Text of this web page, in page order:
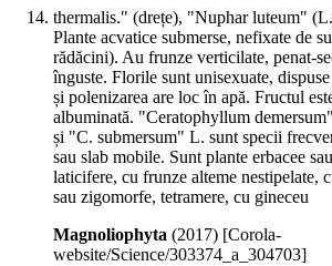
thermalis." (drețe), "Nuphar luteum"
Plante acvatice submerse, nefixate de
rădăcini). Au frunze verticilate, penat-
înguste. Florile sunt unisexuate,
și polenizarea are loc în apă. Fructul
albuminată. "Ceratophyllum
și "C. submersum" L. sunt specii
sau slab mobile. Sunt plante erbacee
laticifere, cu frunze alteme nestipelate,
sau zigomorfe, tetramere, cu gineceu
Magnoliophyta (2017) [Corola-
website/Science/303374_a_304703]